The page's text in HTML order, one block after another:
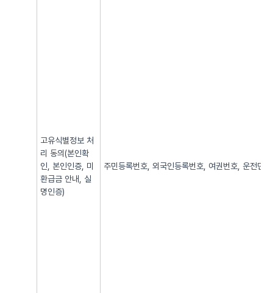
고유식별정보 처
리 동의(본인확
인, 본인인증, 미
환급금 안내, 실
명인증)
주민등록번호, 외국인등록번호, 여권번호, 운전면